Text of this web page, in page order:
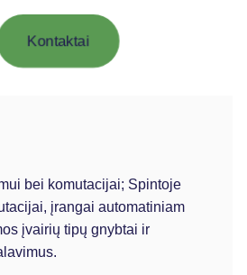
Kontaktai
bei komutacijai; Spintoje
įrangai automatiniam
įvairių tipų gnybtai ir